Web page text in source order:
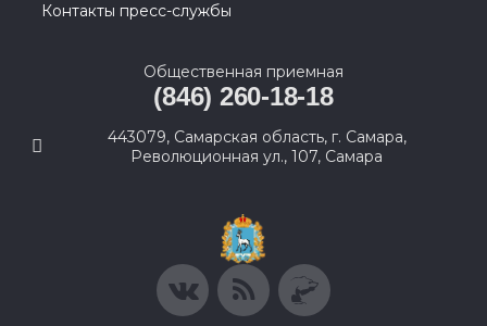
Контакты пресс-службы
Общественная приемная
(846) 260-18-18
443079, Самарская область, г. Самара,
Революционная ул., 107, Самара